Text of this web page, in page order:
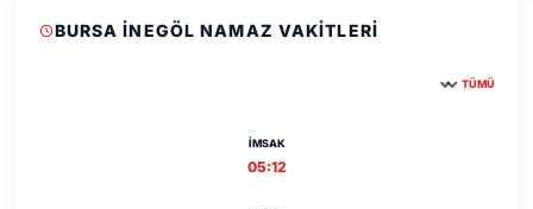
BURSA İNEGÖL NAMAZ VAKITLERI
TÜMÜ
İMSAK
05:12